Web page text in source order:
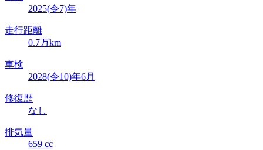
2025(令7)年
走行距離
0.7万km
車検
2028(令10)年6月
修復歴
なし
排気量
659 cc